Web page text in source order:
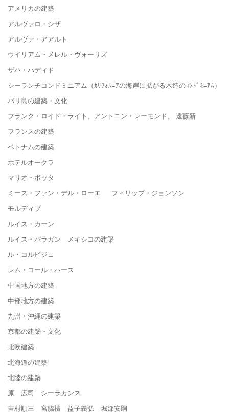
アメリカの建築
アルヴァロ・シザ
アルヴァ・アアルト
ウイリアム・メレル・ヴォーリズ
ザハ・ハディド
シーランチコンドミニアム（ｶﾘﾌｫﾙﾆｱの海岸に拡がる木造のｺﾝﾄﾞﾐﾆｱﾑ）
バリ島の建築・文化
フランク・ロイド・ライト、アントニン・レーモンド、 遠藤新
フランスの建築
ベトナムの建築
ホテルオークラ
マリオ・ボッタ
ミース・ファン・デル・ローエ フィリップ・ジョンソン
モルディブ
ルイス・カーン
ルイス・バラガン メキシコの建築
ル・コルビジェ
レム・コール・ハース
中国地方の建築
中部地方の建築
九州・沖縄の建築
京都の建築・文化
北欧建築
北海道の建築
北陸の建築
原 広司 シーラカンス
吉村順三 宮脇檀 益子義弘 堀部安嗣